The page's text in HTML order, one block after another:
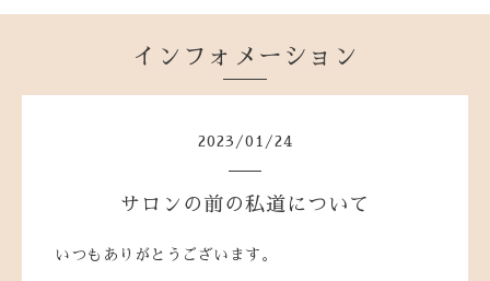
インフォメーション
2023 /01 /24
サロンの前の私道について
いつもありがとうございます。